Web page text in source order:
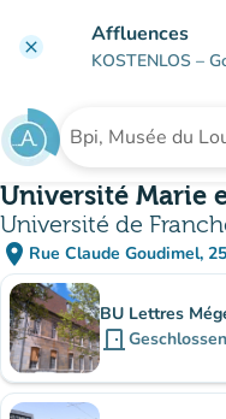
clear Affluences
KOSTENLOS –
Suche nach einer
Université Marie
Université de
place Rue Claude Goudimel,(in
BU Lettres
door_front Geschlossen